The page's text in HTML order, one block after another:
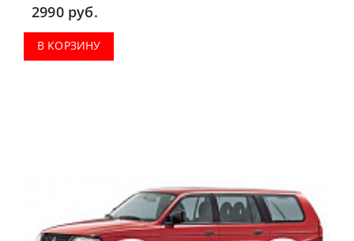
2990 руб.
В КОРЗИНУ